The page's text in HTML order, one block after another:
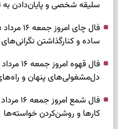
سلیقه شخصی و پایان‌دادن به
ساده و کنارگذاشتن
دل‌مشغولی‌های پنهان و
کارها و روشن‌کردن خواسته‌ها